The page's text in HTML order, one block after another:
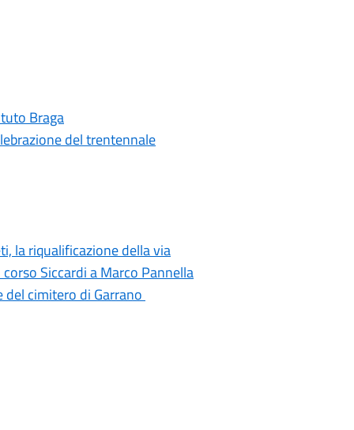
Braga
del trentennale
la riqualificazione della via
Siccardi a Marco Pannella
cimitero di Garrano